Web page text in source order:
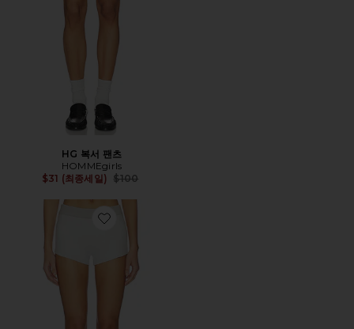
HG 복서 팬츠
HOMMEgirls
$31 (최종세일)
Previous price:
$100
Favorite HOUSEWIFE 반바지